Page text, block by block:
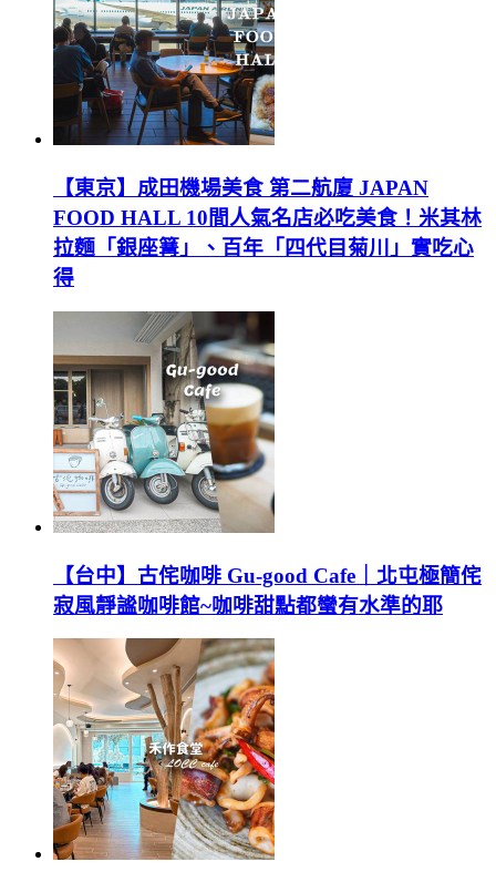
【東京】成田機場美食 第二航廈 JAPAN
FOOD HALL 10間人氣名店必吃美食！米其林
拉麵「銀座篝」、百年「四代目菊川」實吃心
得
【台中】古侘咖啡 Gu-good Cafe｜北屯極簡侘
寂風靜謐咖啡館~咖啡甜點都蠻有水準的耶